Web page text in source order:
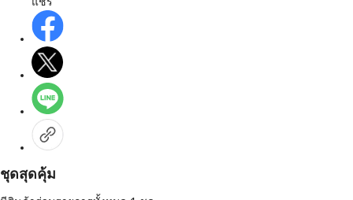
แชร์
ชุดสุดคุ้ม